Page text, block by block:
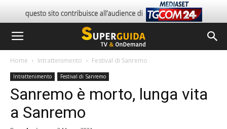
Home Intrattenimento Festival di Sanremo
Intrattenimento Festival di Sanremo
Sanremo è morto, lunga vita
a Sanremo